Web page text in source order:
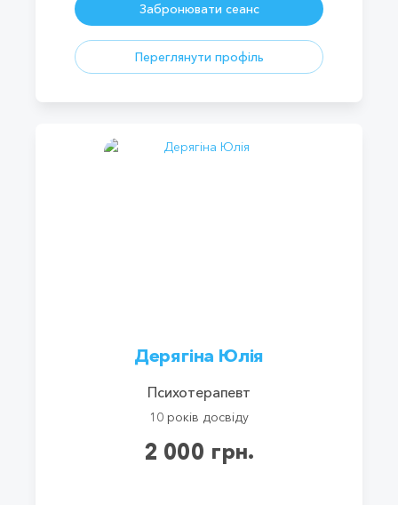
Забронювати сеанс
Переглянути профіль
Дерягіна Юлія
Психотерапевт
10 років досвіду
2 000 грн.